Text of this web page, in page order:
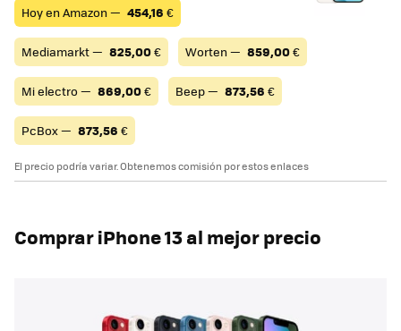
Hoy en Amazon — 454,16 €
Mediamarkt — 825,00€ Worten — 859,00€
Mi electro — 869,00€ Beep — 873,56 €
PcBox — 873,56 €
El precio podría variar. Obtenemos comisión por estos enlaces
Comprar iPhone 13 al mejor precio